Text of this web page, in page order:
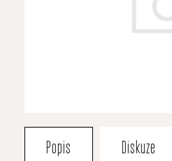
Popis Diskuze